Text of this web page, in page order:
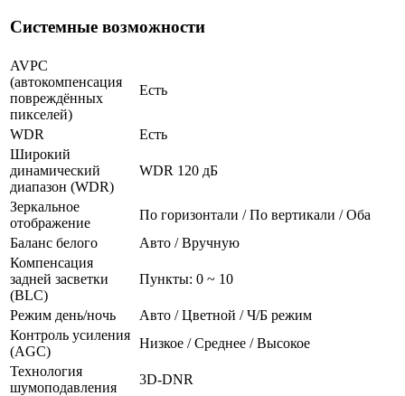
Системные возможности
AVPC
(автокомпенсация
повреждённых
пикселей)
Есть
WDR
Есть
Широкий
динамический
диапазон (WDR)
WDR 120 дБ
Зеркальное
отображение
По горизонтали / По вертикали / Оба
Баланс белого
Авто / Вручную
Компенсация
задней засветки
(BLC)
Пункты: 0 ~ 10
Режим день/ночь
Авто / Цветной / Ч/Б режим
Контроль усиления
(AGC)
Низкое / Среднее / Высокое
Технология
шумоподавления
3D-DNR